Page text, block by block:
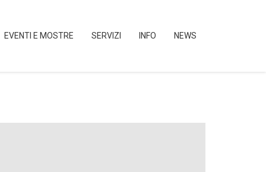
EVENTI E MOSTRE SERVIZI INFO NEWS